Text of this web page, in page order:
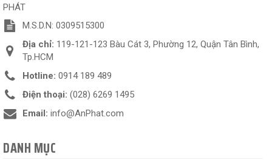
PHÁT
M.S.D.N: 0309515300
Địa chỉ: 119-121-123 Bàu Cát 3, Phường 12, Quận Tân Bình,
Tp.HCM
Hotline: 0914 189 489
Điện thoại: (028) 6269 1495
Email: info@AnPhat.com
DANH MỤC